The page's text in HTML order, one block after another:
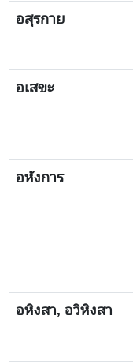
อสุรกาย
อเสขะ
อหังการ
อหิงสา, อวิหิงสา